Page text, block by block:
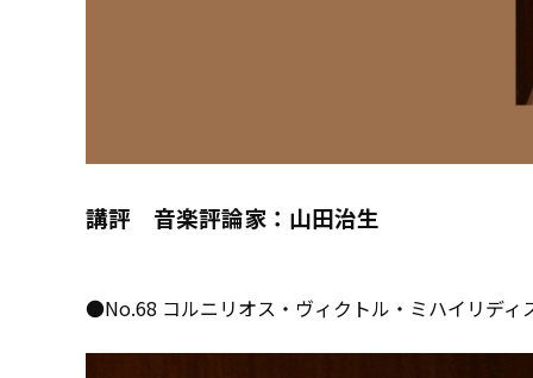
講評 音楽評論家：山田治生
●No.68 コルニリオス・ヴィクトル・ミハイリディ